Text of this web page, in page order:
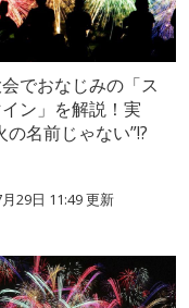
でおなじみの「ス
ン」を解説！実
の名前じゃない”!?
29日 11:49 更新